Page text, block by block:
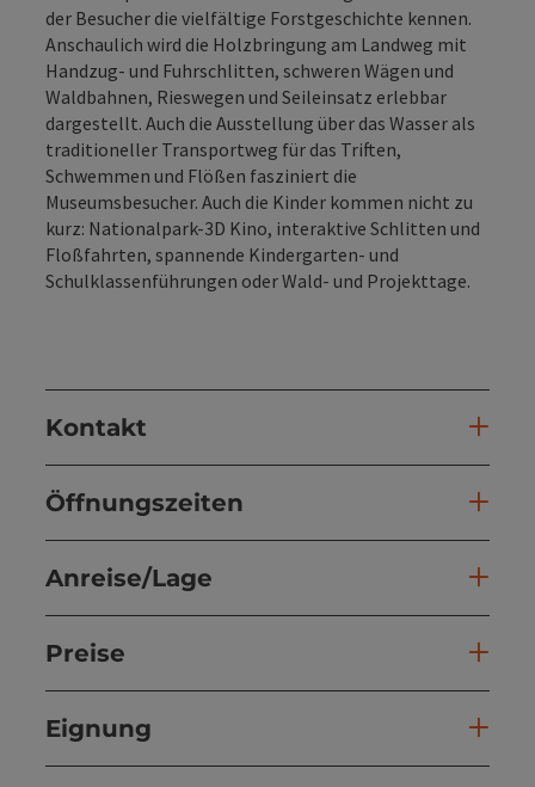
der Besucher die vielfältige Forstgeschichte kennen.
Anschaulich wird die Holzbringung am Landweg mit
Handzug- und Fuhrschlitten, schweren Wägen und
Waldbahnen, Rieswegen und Seileinsatz erlebbar
dargestellt. Auch die Ausstellung über das Wasser als
traditioneller Transportweg für das Triften,
Schwemmen und Flößen fasziniert die
Museumsbesucher. Auch die Kinder kommen nicht zu
kurz: Nationalpark-3D Kino, interaktive Schlitten und
Floßfahrten, spannende Kindergarten- und
Schulklassenführungen oder Wald- und Projekttage.
Kontakt
Öffnungszeiten
Anreise/Lage
Preise
Eignung